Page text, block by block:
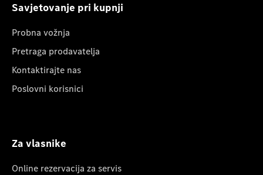
Savjetovanje pri kupnji
Probna vožnja
Pretraga prodavatelja
Kontaktirajte nas
Poslovni korisnici
Za vlasnike
Online rezervacija za servis